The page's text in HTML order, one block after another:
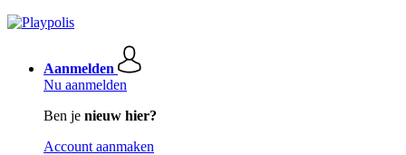
Aanmelden
Nu aanmelden
Ben je nieuw hier?
Account aanmaken